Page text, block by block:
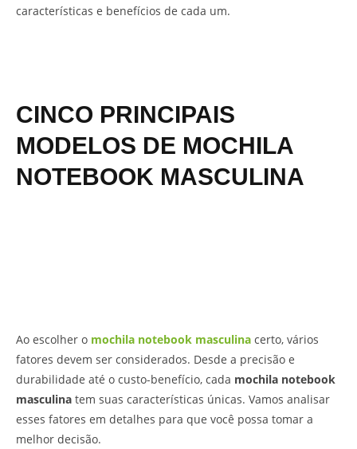
características e benefícios de cada um.
CINCO PRINCIPAIS
MODELOS DE MOCHILA
NOTEBOOK MASCULINA
Ao escolher o mochila notebook masculina certo, vários
fatores devem ser considerados. Desde a precisão e
durabilidade até o custo-benefício, cada mochila notebook
masculina tem suas características únicas. Vamos analisar
esses fatores em detalhes para que você possa tomar a
melhor decisão.